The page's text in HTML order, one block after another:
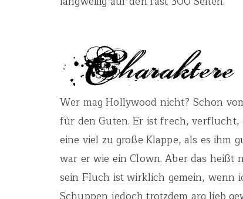
Wer mag Hollywood nicht? Schon
für den Guten. Er ist frech,
eine viel zu große Klappe, als es ihm
war er wie ein Clown. Aber das heißt
sein Fluch ist wirklich gemein, wenn